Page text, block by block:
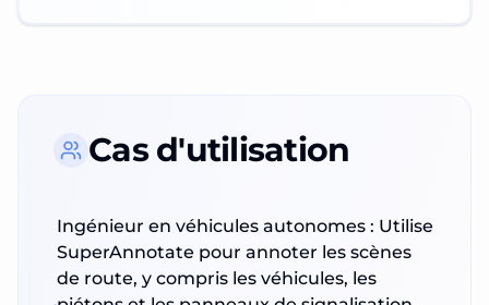
Cas d'utilisation
Ingénieur en véhicules autonomes : Utilise
SuperAnnotate pour annoter les scènes
de route, y compris les véhicules, les